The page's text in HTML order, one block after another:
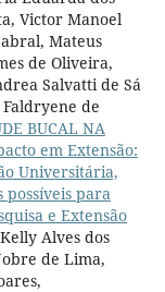
Victor Manoel
Mateus
de Oliveira,
Salvatti de Sá
de
BUCAL NA
em Extensão:
Universitária,
possíveis para
e Extensão
Alves dos
de Lima,